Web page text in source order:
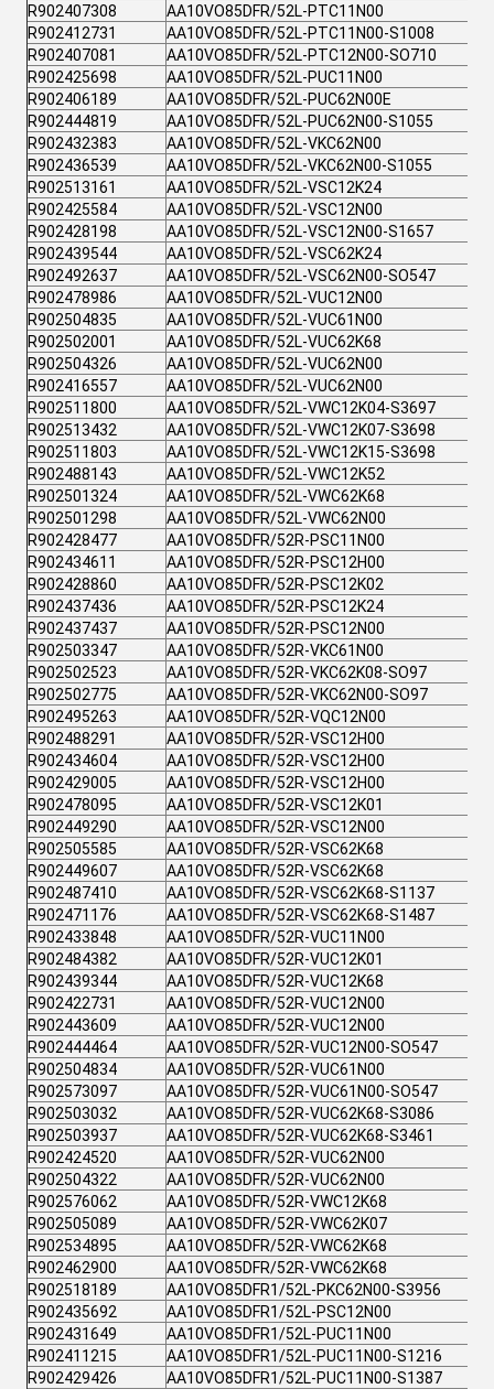
R902407308
AA10VO85DFR/52L-PTC11N00
R902412731
AA10VO85DFR/52L-PTC11N00-S1008
R902407081
AA10VO85DFR/52L-PTC12N00-SO710
R902425698
AA10VO85DFR/52L-PUC11N00
R902406189
AA10VO85DFR/52L-PUC62N00E
R902444819
AA10VO85DFR/52L-PUC62N00-S1055
R902432383
AA10VO85DFR/52L-VKC62N00
R902436539
AA10VO85DFR/52L-VKC62N00-S1055
R902513161
AA10VO85DFR/52L-VSC12K24
R902425584
AA10VO85DFR/52L-VSC12N00
R902428198
AA10VO85DFR/52L-VSC12N00-S1657
R902439544
AA10VO85DFR/52L-VSC62K24
R902492637
AA10VO85DFR/52L-VSC62N00-SO547
R902478986
AA10VO85DFR/52L-VUC12N00
R902504835
AA10VO85DFR/52L-VUC61N00
R902502001
AA10VO85DFR/52L-VUC62K68
R902504326
AA10VO85DFR/52L-VUC62N00
R902416557
AA10VO85DFR/52L-VUC62N00
R902511800
AA10VO85DFR/52L-VWC12K04-S3697
R902513432
AA10VO85DFR/52L-VWC12K07-S3698
R902511803
AA10VO85DFR/52L-VWC12K15-S3698
R902488143
AA10VO85DFR/52L-VWC12K52
R902501324
AA10VO85DFR/52L-VWC62K68
R902501298
AA10VO85DFR/52L-VWC62N00
R902428477
AA10VO85DFR/52R-PSC11N00
R902434611
AA10VO85DFR/52R-PSC12H00
R902428860
AA10VO85DFR/52R-PSC12K02
R902437436
AA10VO85DFR/52R-PSC12K24
R902437437
AA10VO85DFR/52R-PSC12N00
R902503347
AA10VO85DFR/52R-VKC61N00
R902502523
AA10VO85DFR/52R-VKC62K08-SO97
R902502775
AA10VO85DFR/52R-VKC62N00-SO97
R902495263
AA10VO85DFR/52R-VQC12N00
R902488291
AA10VO85DFR/52R-VSC12H00
R902434604
AA10VO85DFR/52R-VSC12H00
R902429005
AA10VO85DFR/52R-VSC12H00
R902478095
AA10VO85DFR/52R-VSC12K01
R902449290
AA10VO85DFR/52R-VSC12N00
R902505585
AA10VO85DFR/52R-VSC62K68
R902449607
AA10VO85DFR/52R-VSC62K68
R902487410
AA10VO85DFR/52R-VSC62K68-S1137
R902471176
AA10VO85DFR/52R-VSC62K68-S1487
R902433848
AA10VO85DFR/52R-VUC11N00
R902484382
AA10VO85DFR/52R-VUC12K01
R902439344
AA10VO85DFR/52R-VUC12K68
R902422731
AA10VO85DFR/52R-VUC12N00
R902443609
AA10VO85DFR/52R-VUC12N00
R902444464
AA10VO85DFR/52R-VUC12N00-SO547
R902504834
AA10VO85DFR/52R-VUC61N00
R902573097
AA10VO85DFR/52R-VUC61N00-SO547
R902503032
AA10VO85DFR/52R-VUC62K68-S3086
R902503937
AA10VO85DFR/52R-VUC62K68-S3461
R902424520
AA10VO85DFR/52R-VUC62N00
R902504322
AA10VO85DFR/52R-VUC62N00
R902576062
AA10VO85DFR/52R-VWC12K68
R902505089
AA10VO85DFR/52R-VWC62K07
R902534895
AA10VO85DFR/52R-VWC62K68
R902462900
AA10VO85DFR/52R-VWC62K68
R902518189
AA10VO85DFR1/52L-PKC62N00-S3956
R902435692
AA10VO85DFR1/52L-PSC12N00
R902431649
AA10VO85DFR1/52L-PUC11N00
R902411215
AA10VO85DFR1/52L-PUC11N00-S1216
R902429426
AA10VO85DFR1/52L-PUC11N00-S1387